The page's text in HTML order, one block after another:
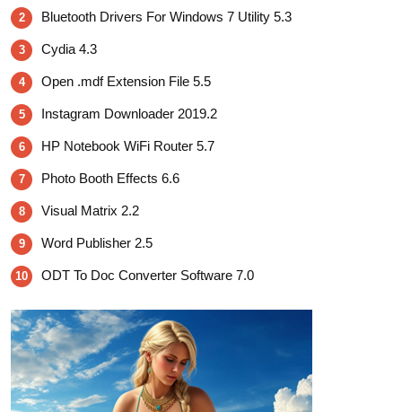
2 Bluetooth Drivers For Windows 7 Utility 5.3
3 Cydia 4.3
4 Open .mdf Extension File 5.5
5 Instagram Downloader 2019.2
6 HP Notebook WiFi Router 5.7
7 Photo Booth Effects 6.6
8 Visual Matrix 2.2
9 Word Publisher 2.5
10 ODT To Doc Converter Software 7.0